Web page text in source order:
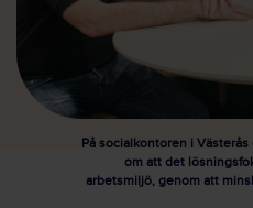
På socialkontoren i
om att det
arbetsmiljö, genom att